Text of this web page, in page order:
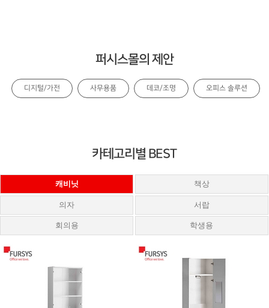
퍼시스몰의 제안
디지털/가전 사무용품 데코/조명 오피스 솔루션
카테고리별 BEST
캐비닛 책상
의자 서랍
회의용 학생용